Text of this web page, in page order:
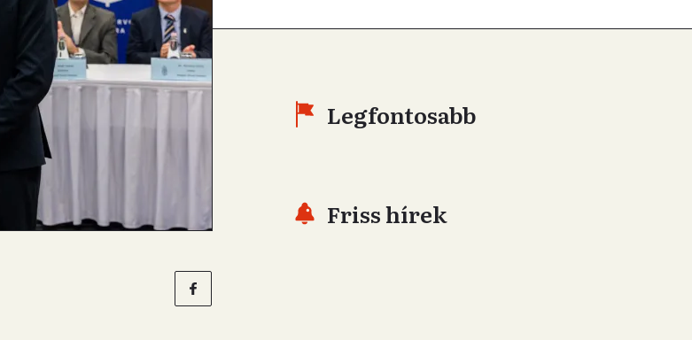
Legfontosabb
Friss hírek